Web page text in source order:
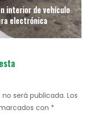
interior de vehículo
electrónica
será publicada. Los
con *